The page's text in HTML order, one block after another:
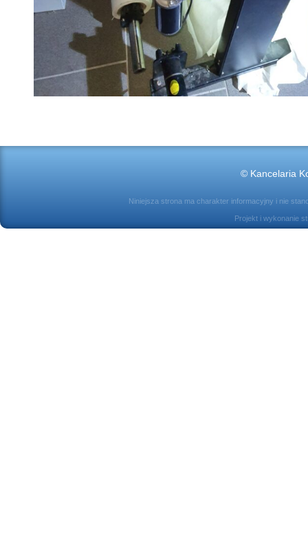
© Kancelaria
Niniejsza strona ma charakter informacyjny i nie
Projekt i wykonanie